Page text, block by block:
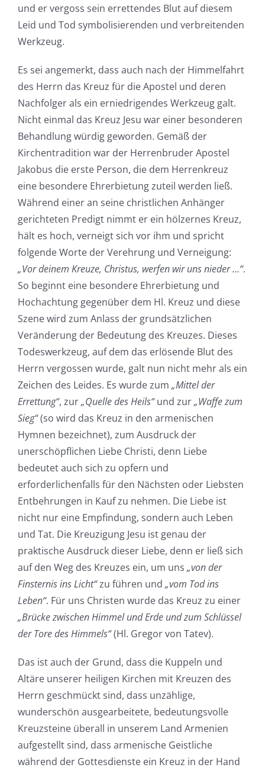
und er vergoss sein errettendes Blut auf diesem
Leid und Tod symbolisierenden und verbreitenden
Werkzeug.
Es sei angemerkt, dass auch nach der Himmelfahrt
des Herrn das Kreuz für die Apostel und deren
Nachfolger als ein erniedrigendes Werkzeug galt.
Nicht einmal das Kreuz Jesu war einer besonderen
Behandlung würdig geworden. Gemäß der
Kirchentradition war der Herrenbruder Apostel
Jakobus die erste Person, die dem Herrenkreuz
eine besondere Ehrerbietung zuteil werden ließ.
Während einer an seine christlichen Anhänger
gerichteten Predigt nimmt er ein hölzernes Kreuz,
hält es hoch, verneigt sich vor ihm und spricht
folgende Worte der Verehrung und Verneigung:
„Vor deinem Kreuze, Christus, werfen wir uns nieder …“.
So beginnt eine besondere Ehrerbietung und
Hochachtung gegenüber dem Hl. Kreuz und diese
Szene wird zum Anlass der grundsätzlichen
Veränderung der Bedeutung des Kreuzes. Dieses
Todeswerkzeug, auf dem das erlösende Blut des
Herrn vergossen wurde, galt nun nicht mehr als ein
Zeichen des Leides. Es wurde zum „Mittel der
Errettung“, zur„Quelle des Heils“und zur„Waffe zum
Sieg“(so wird das Kreuz in den armenischen
Hymnen bezeichnet), zum Ausdruck der
unerschöpflichen Liebe Christi, denn Liebe
bedeutet auch sich zu opfern und
erforderlichenfalls für den Nächsten oder Liebsten
Entbehrungen in Kauf zu nehmen. Die Liebe ist
nicht nur eine Empfindung, sondern auch Leben
und Tat. Die Kreuzigung Jesu ist genau der
praktische Ausdruck dieser Liebe, denn er ließ sich
auf den Weg des Kreuzes ein, um uns „von der
Finsternis ins Licht“zu führen und „vom Tod ins
Leben“. Für uns Christen wurde das Kreuz zu einer
„Brücke zwischen Himmel und Erde und zum Schlüssel
der Tore des Himmels“(Hl. Gregor von Tatev).
Das ist auch der Grund, dass die Kuppeln und
Altäre unserer heiligen Kirchen mit Kreuzen des
Herrn geschmückt sind, dass unzählige,
wunderschön ausgearbeitete, bedeutungsvolle
Kreuzsteine überall in unserem Land Armenien
aufgestellt sind, dass armenische Geistliche
während der Gottesdienste ein Kreuz in der Hand